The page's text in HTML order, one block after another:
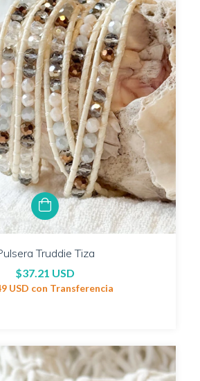
Truddie Tiza
$37.21 USD
USD con Transferencia